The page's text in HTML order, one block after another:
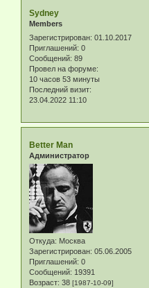
Sydney
Members
Зарегистрирован: 01.10.2017
Приглашений: 0
Сообщений: 89
Провел на форуме:
10 часов 53 минуты
Последний визит:
23.04.2022 11:10
Better Man
Администратор
Откуда: Москва
Зарегистрирован: 05.06.2005
Приглашений: 0
Сообщений: 19391
Возраст: 38 [1987-10-09]